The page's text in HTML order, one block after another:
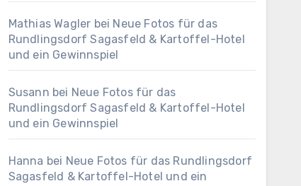
Mathias Wagler bei Neue Fotos für das
Rundlingsdorf Sagasfeld & Kartoffel-Hotel
und ein Gewinnspiel
Susann bei Neue Fotos für das
Rundlingsdorf Sagasfeld & Kartoffel-Hotel
und ein Gewinnspiel
Hanna bei Neue Fotos für das Rundlingsdorf
Sagasfeld & Kartoffel-Hotel und ein